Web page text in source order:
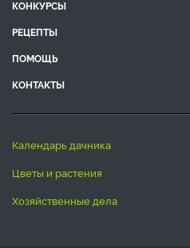
КОНКУРСЫ
РЕЦЕПТЫ
ПОМОЩЬ
КОНТАКТЫ
календарь дачника
цветы и растения
хозяйственные дела